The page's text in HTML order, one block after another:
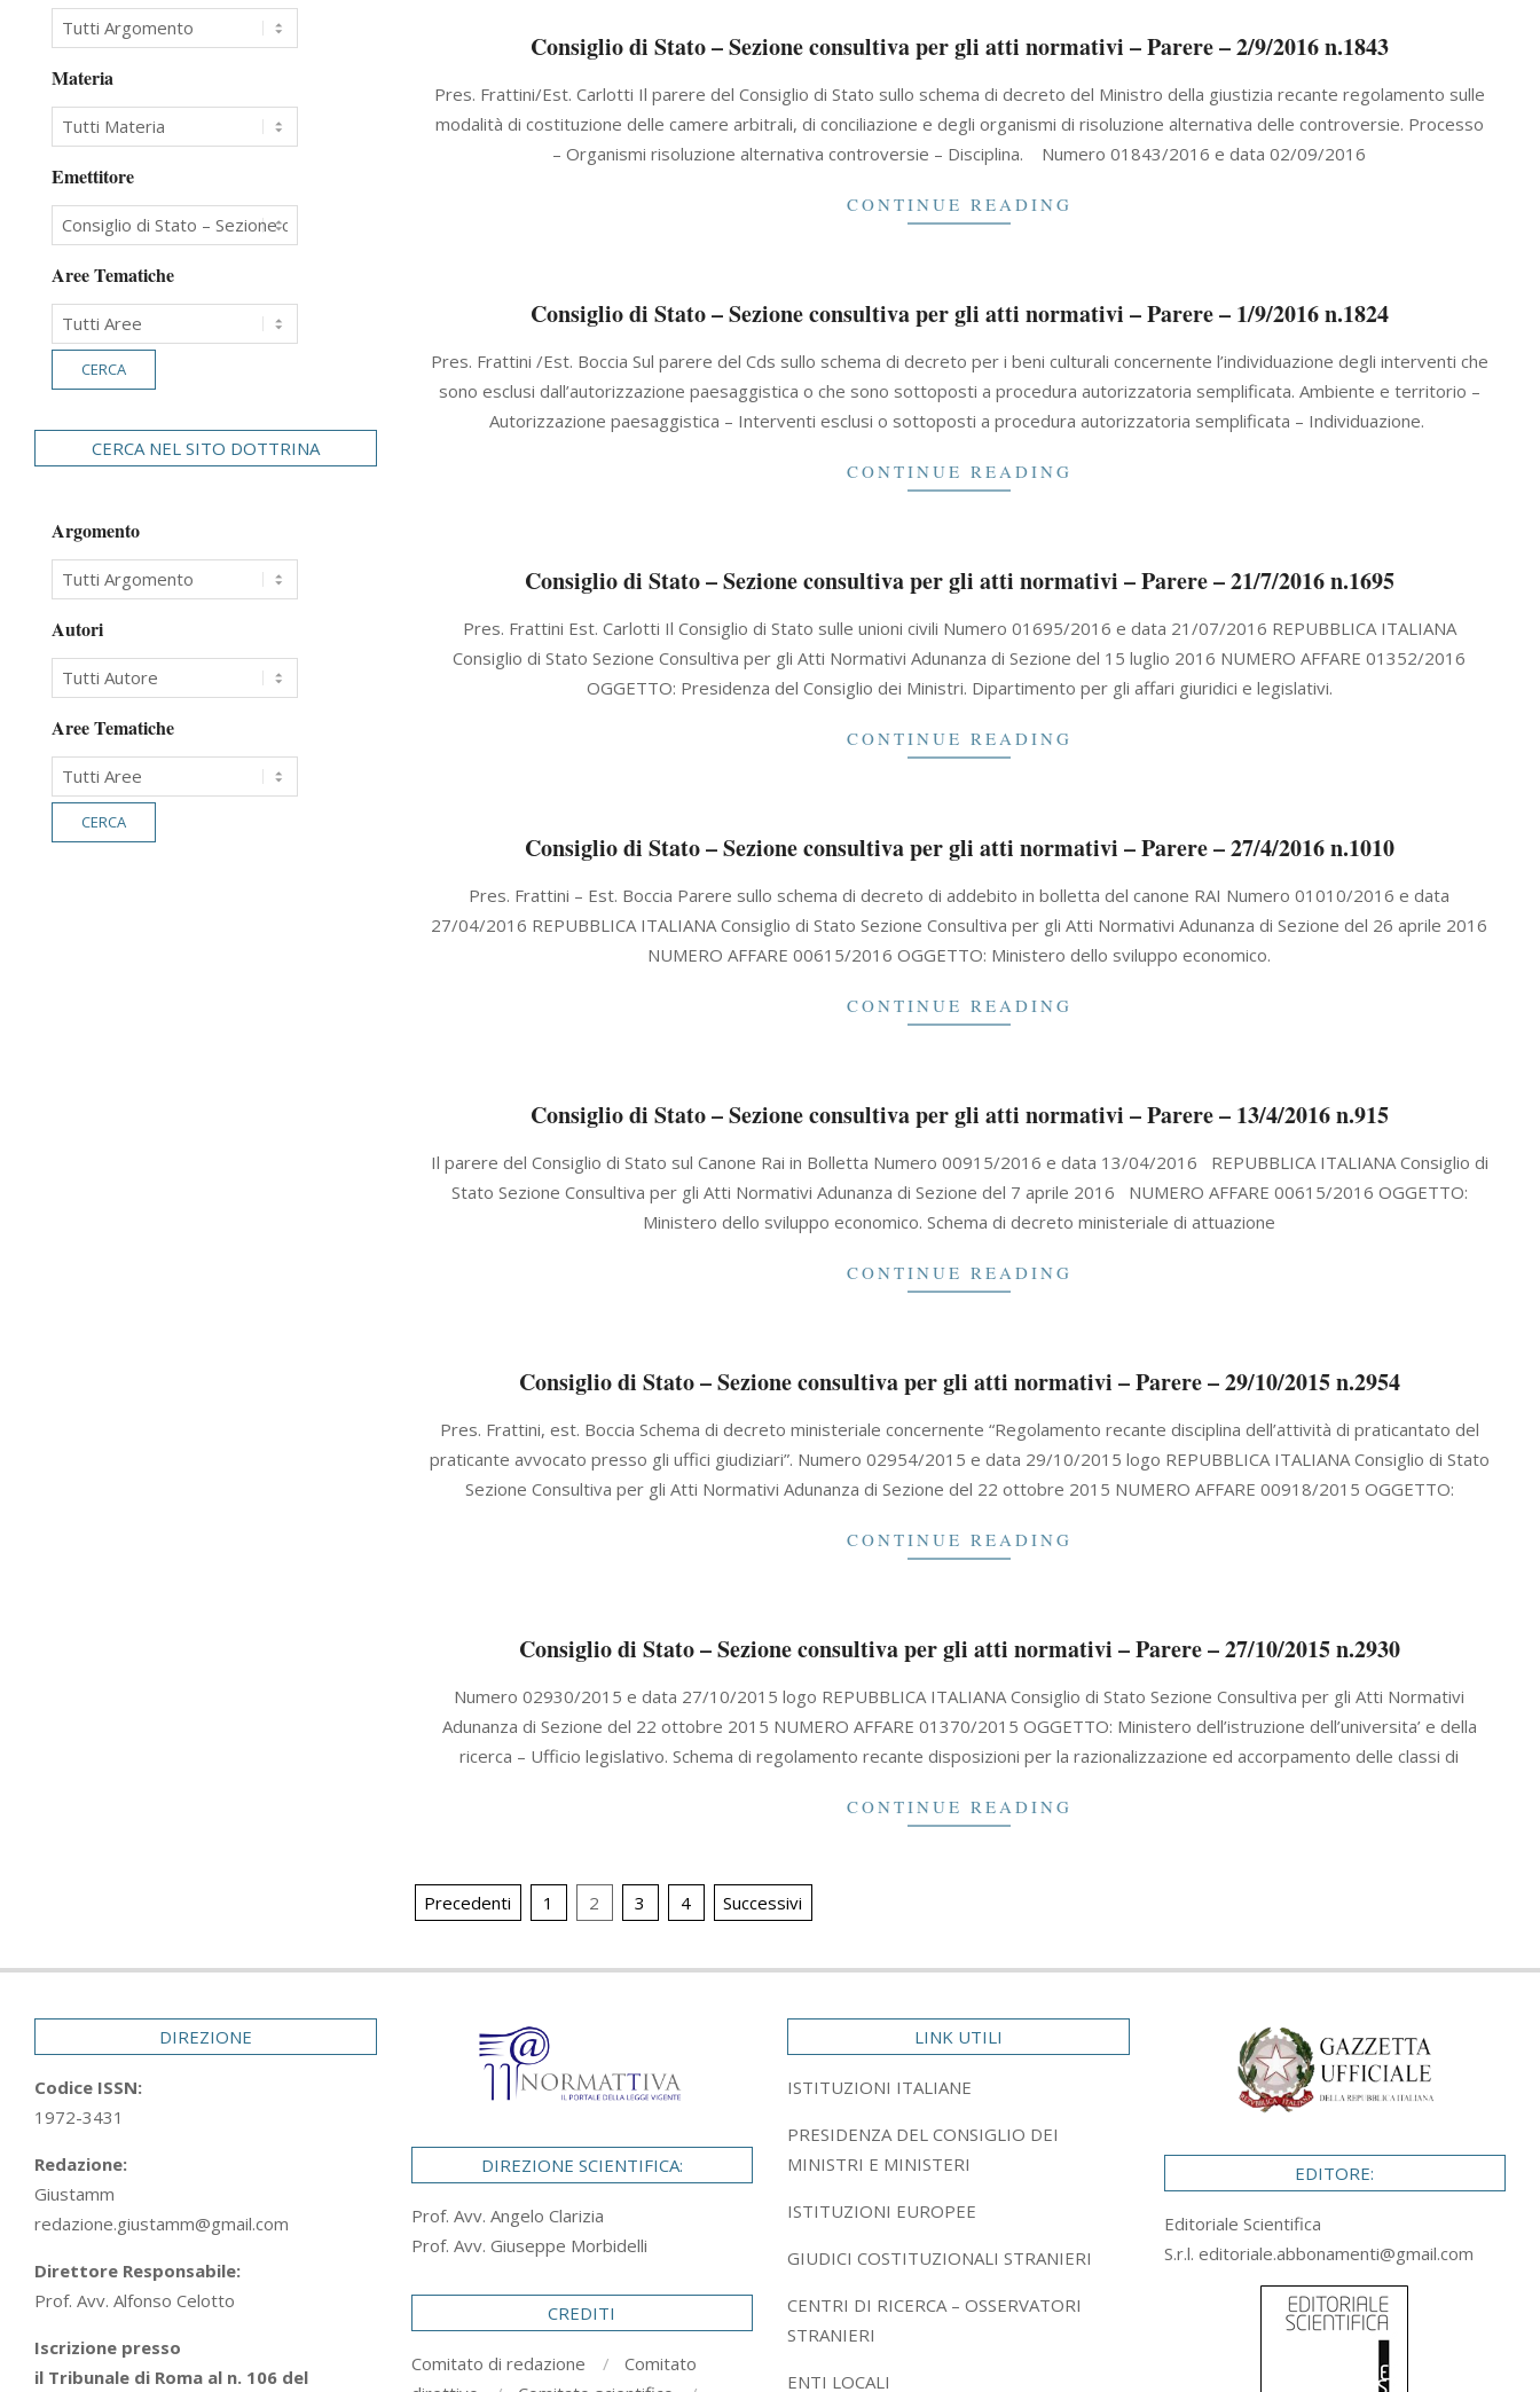
Consiglio di Stato – Sezione consultiva per gli atti normativi – Parere – 2/9/2016 n.1843
09-
02
Pres. Frattini/Est. Carlotti Il parere del Consiglio di Stato sullo schema di decreto del Ministro della giustizia recante regolamento sulle
modalità di costituzione delle camere arbitrali, di conciliazione e degli organismi di risoluzione alternativa delle controversie. Processo
– Organismi risoluzione alternativa controversie – Disciplina. Numero 01843/2016 e data 02/09/2016
CONTINUE READING
Consiglio di Stato – Sezione consultiva per gli atti normativi – Parere – 1/9/2016 n.1824
09-
01
Pres. Frattini /Est. Boccia Sul parere del Cds sullo schema di decreto per i beni culturali concernente l’individuazione degli interventi che
sono esclusi dall’autorizzazione paesaggistica o che sono sottoposti a procedura autorizzatoria semplificata. Ambiente e territorio –
Autorizzazione paesaggistica – Interventi esclusi o sottoposti a procedura autorizzatoria semplificata – Individuazione.
CONTINUE READING
Consiglio di Stato – Sezione consultiva per gli atti normativi – Parere – 21/7/2016 n.1695
Pres. Frattini Est. Carlotti Il Consiglio di Stato sulle unioni civili Numero 01695/2016 e data 21/07/2016 REPUBBLICA ITALIANA
Consiglio di Stato Sezione Consultiva per gli Atti Normativi Adunanza di Sezione del 15 luglio 2016 NUMERO AFFARE 01352/2016
OGGETTO: Presidenza del Consiglio dei Ministri. Dipartimento per gli affari giuridici e legislativi.
CONTINUE READING
Consiglio di Stato – Sezione consultiva per gli atti normativi – Parere – 27/4/2016 n.1010
27
Pres. Frattini – Est. Boccia Parere sullo schema di decreto di addebito in bolletta del canone RAI Numero 01010/2016 e data
27/04/2016 REPUBBLICA ITALIANA Consiglio di Stato Sezione Consultiva per gli Atti Normativi Adunanza di Sezione del 26 aprile 2016
NUMERO AFFARE 00615/2016 OGGETTO: Ministero dello sviluppo economico.
CONTINUE READING
Consiglio di Stato – Sezione consultiva per gli atti normativi – Parere – 13/4/2016 n.915
04-
Il parere del Consiglio di Stato sul Canone Rai in Bolletta Numero 00915/2016 e data 13/04/2016 REPUBBLICA ITALIANA Consiglio di
Stato Sezione Consultiva per gli Atti Normativi Adunanza di Sezione del 7 aprile 2016 NUMERO AFFARE 00615/2016 OGGETTO:
Ministero dello sviluppo economico. Schema di decreto ministeriale di attuazione
CONTINUE READING
Consiglio di Stato – Sezione consultiva per gli atti normativi – Parere – 29/10/2015 n.2954
10-
29
Pres. Frattini, est. Boccia Schema di decreto ministeriale concernente “Regolamento recante disciplina dell’attività di praticantato del
praticante avvocato presso gli uffici giudiziari”. Numero 02954/2015 e data 29/10/2015 logo REPUBBLICA ITALIANA Consiglio di Stato
Sezione Consultiva per gli Atti Normativi Adunanza di Sezione del 22 ottobre 2015 NUMERO AFFARE 00918/2015 OGGETTO:
CONTINUE READING
Consiglio di Stato – Sezione consultiva per gli atti normativi – Parere – 27/10/2015 n.2930
10-
27
Numero 02930/2015 e data 27/10/2015 logo REPUBBLICA ITALIANA Consiglio di Stato Sezione Consultiva per gli Atti Normativi
Adunanza di Sezione del 22 ottobre 2015 NUMERO AFFARE 01370/2015 OGGETTO: Ministero dell’istruzione dell’universita’ e della
ricerca – Ufficio legislativo. Schema di regolamento recante disposizioni per la razionalizzazione ed accorpamento delle classi di
CONTINUE READING
Paginazione
articoli
Precedenti 1 2 3 4 Successivi
Materia
Emettitore
Aree Tematiche
CERCA NEL SITO DOTTRINA
Argomento
Autori
Aree Tematiche
DIREZIONE
Codice ISSN:
1972-3431
Redazione:
Giustamm
redazione.giustamm@gmail.com
Direttore Responsabile:
Prof. Avv. Alfonso Celotto
Iscrizione presso
il Tribunale di Roma al n. 106 del
DIREZIONE SCIENTIFICA:
Prof. Avv. Angelo Clarizia
Prof. Avv. Giuseppe Morbidelli
CREDITI
Comitato di redazione
Comitato
LINK UTILI
ISTITUZIONI ITALIANE
PRESIDENZA DEL CONSIGLIO DEI
MINISTRI E MINISTERI
ISTITUZIONI EUROPEE
GIUDICI COSTITUZIONALI STRANIERI
CENTRI DI RICERCA – OSSERVATORI
STRANIERI
ENTI LOCALI
EDITORE:
Editoriale Scientifica
S.r.l. editoriale.abbonamenti@gmail.com